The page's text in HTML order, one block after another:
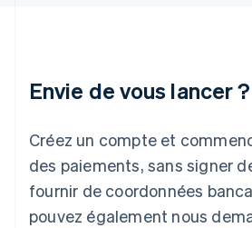
Envie de vous lancer ?
Créez un compte et
des paiements, sans signer
fournir de coordonnées
pouvez également nous
Deutsch English
Luxembourg
FrançaisDeutsch English
Malaisie
English 简体中文
Malte